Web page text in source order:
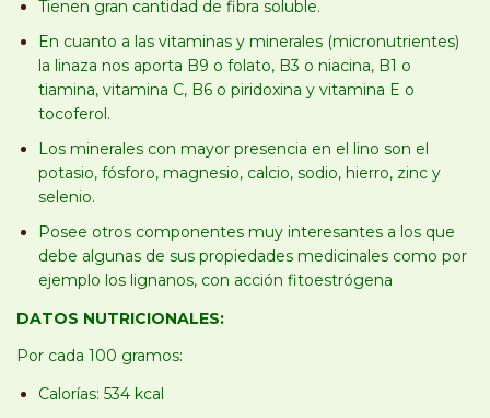
Tienen gran cantidad de fibra soluble.
En cuanto a las vitaminas y minerales (micronutrientes)
la linaza nos aporta B9 o folato, B3 o niacina, B1 o
tiamina, vitamina C, B6 o piridoxina y vitamina E o
tocoferol.
Los minerales con mayor presencia en el lino son el
potasio, fósforo, magnesio, calcio, sodio, hierro, zinc y
selenio.
Posee otros componentes muy interesantes a los que
debe algunas de sus propiedades medicinales como por
ejemplo los lignanos, con acción fitoestrógena
DATOS NUTRICIONALES:
Por cada 100 gramos:
Calorías: 534 kcal